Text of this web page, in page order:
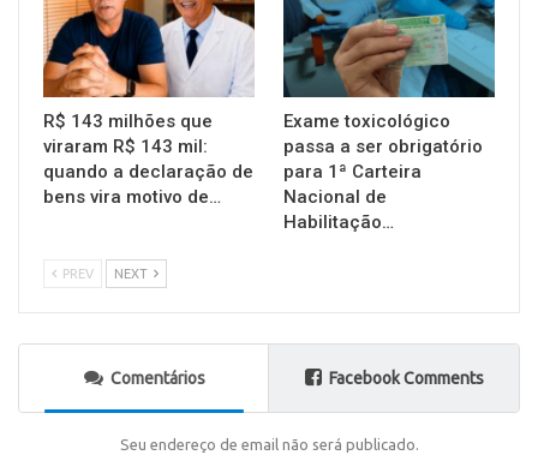
R$ 143 milhões que
viraram R$ 143 mil:
quando a declaração de
bens vira motivo de…
Exame toxicológico
passa a ser obrigatório
para 1ª Carteira
Nacional de
Habilitação…
PREV NEXT
Comentários Facebook Comments
Seu endereço de email não será publicado.